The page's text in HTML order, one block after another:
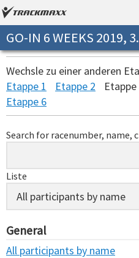
GO-IN 6 WEEKS 2019,
Wechsle zu einer anderen
Etappe 1
Etappe 2 Etappe
Etappe 6
Search for racenumber, name,
Liste
General
All participants by name